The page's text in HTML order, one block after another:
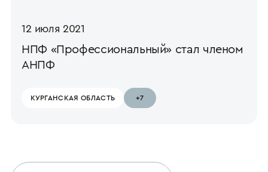
12 июля 2021
НПФ «Профессиональный» стал членом
АНПФ
КУРГАНСКАЯ ОБЛАСТЬ +7